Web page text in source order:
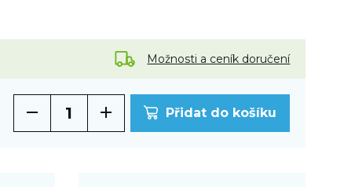
Možnosti a ceník doručení
Přidat do košíku